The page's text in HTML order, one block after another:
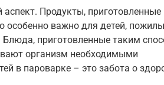
Продукты, приготовленные
особенно важно для детей,
приготовленные таким
организм необходимыми
в пароварке – это забота о